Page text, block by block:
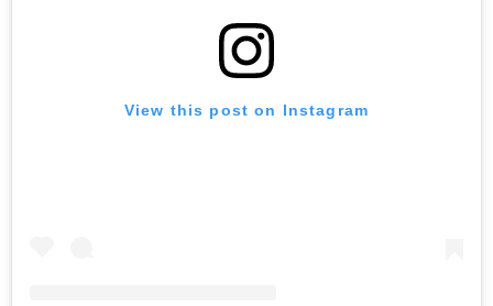
View this post on Instagram